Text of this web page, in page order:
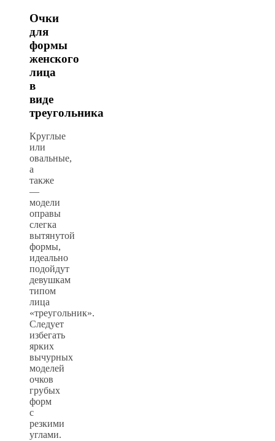
Очки
для
формы
женского
лица
в
виде
треугольника
Круглые
или
овальные,
а
также
—
модели
оправы
слегка
вытянутой
формы,
идеально
подойдут
девушкам
типом
лица
«треугольник».
Следует
избегать
ярких
вычурных
моделей
очков
грубых
форм
с
резкими
углами.